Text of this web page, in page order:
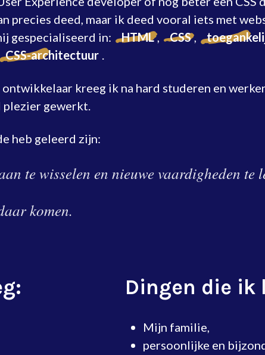
precies deed, maar ik deed vooral iets met
gespecialiseerd in:
HTML , CSS ,
CSS-architectuur .
kreeg ik na hard studeren en
plezier gewerkt.
heb geleerd zijn:
te wisselen en nieuwe vaardigheden te
komen.
Dingen die ik
Mijn familie,
persoonlijke en